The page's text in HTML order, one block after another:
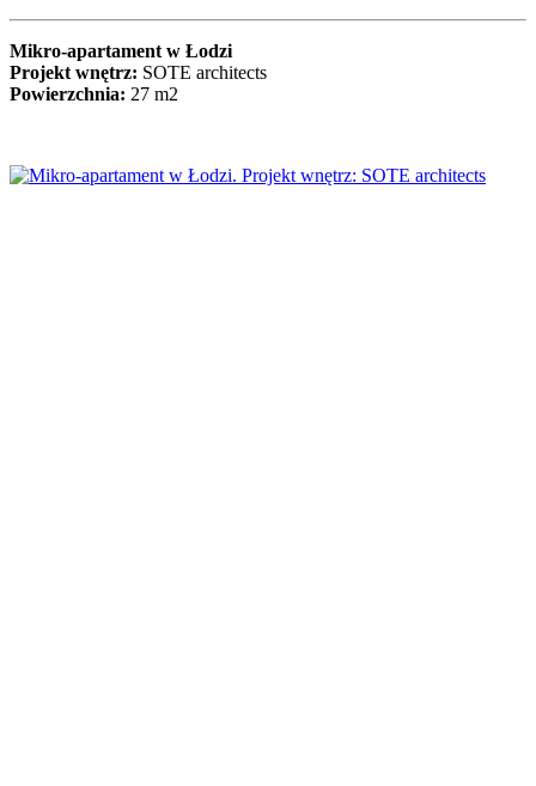
Mikro-apartament w Łodzi
Projekt wnętrz: SOTE architects
Powierzchnia: 27 m2